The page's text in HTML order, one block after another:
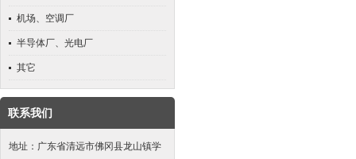
机场、空调厂
半导体厂、光电厂
其它
联系我们
地址：广东省清远市佛冈县龙山镇学